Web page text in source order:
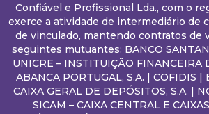
Confiável e Profissional Lda., com o
exerce a atividade de intermediário de
de vinculado, mantendo contratos de
seguintes mutuantes: BANCO
UNICRE – INSTITUIÇÃO FINANCEIRA
ABANCA PORTUGAL, S.A. | COFIDIS |
CAIXA GERAL DE DEPÓSITOS, S.A. |
SICAM – CAIXA CENTRAL E